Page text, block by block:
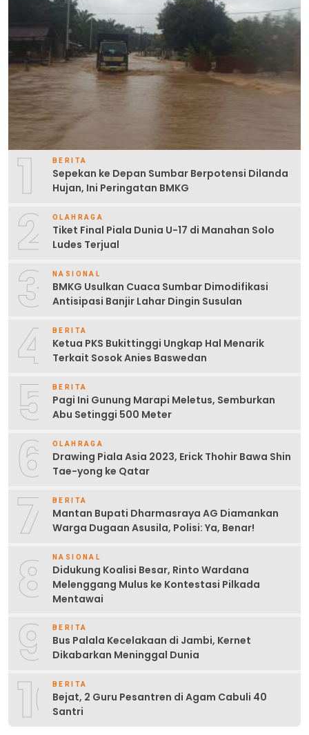
1 BERITA
Sepekan ke Depan Sumbar Berpotensi Dilanda
Hujan, Ini Peringatan BMKG
2 OLAHRAGA
Tiket Final Piala Dunia U-17 di Manahan Solo
Ludes Terjual
3 NASIONAL
BMKG Usulkan Cuaca Sumbar Dimodifikasi
Antisipasi Banjir Lahar Dingin Susulan
4 BERITA
Ketua PKS Bukittinggi Ungkap Hal Menarik
Terkait Sosok Anies Baswedan
5 BERITA
Pagi Ini Gunung Marapi Meletus, Semburkan
Abu Setinggi 500 Meter
6 OLAHRAGA
Drawing Piala Asia 2023, Erick Thohir Bawa Shin
Tae-yong ke Qatar
7 BERITA
Mantan Bupati Dharmasraya AG Diamankan
Warga Dugaan Asusila, Polisi: Ya, Benar!
8 NASIONAL
Didukung Koalisi Besar, Rinto Wardana
Melenggang Mulus ke Kontestasi Pilkada
Mentawai
9 BERITA
Bus Palala Kecelakaan di Jambi, Kernet
Dikabarkan Meninggal Dunia
10BERITA
Bejat, 2 Guru Pesantren di Agam Cabuli 40
Santri